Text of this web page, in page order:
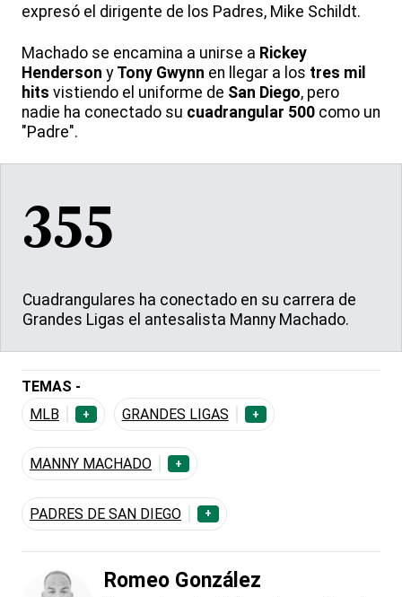
expresó el dirigente de los Padres, Mike Schildt.
Machado se encamina a unirse a Rickey
Henderson y Tony Gwynn en llegar a los tres mil
hits vistiendo el uniforme de San Diego, pero
nadie ha conectado su cuadrangular 500 como un
"Padre".
355
Cuadrangulares ha conectado en su carrera de
Grandes Ligas el antesalista Manny Machado.
TEMAS -
MLB
+ GRANDES LIGAS +
MANNY MACHADO +
PADRES DE SAN DIEGO +
Romeo González